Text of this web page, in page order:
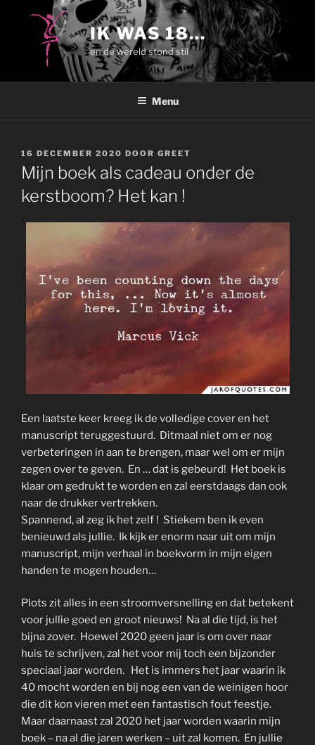
IK WAS 18…
en de wereld stond stil
Menu
GEPLAATST
OP
16 DECEMBER 2020 DOOR GREET
Mijn boek als cadeau onder de
kerstboom? Het kan !
Een laatste keer kreeg ik de volledige cover en het
manuscript teruggestuurd. Ditmaal niet om er nog
verbeteringen in aan te brengen, maar wel om er mijn
zegen over te geven. En … dat is gebeurd! Het boek is
klaar om gedrukt te worden en zal eerstdaags dan ook
naar de drukker vertrekken.
Spannend, al zeg ik het zelf ! Stiekem ben ik even
benieuwd als jullie. Ik kijk er enorm naar uit om mijn
manuscript, mijn verhaal in boekvorm in mijn eigen
handen te mogen houden…
Plots zit alles in een stroomversnelling en dat betekent
voor jullie goed en groot nieuws! Na al die tijd, is het
bijna zover. Hoewel 2020 geen jaar is om over naar
huis te schrijven, zal het voor mij toch een bijzonder
speciaal jaar worden. Het is immers het jaar waarin ik
40 mocht worden en bij nog een van de weinigen hoor
die dit kon vieren met een fantastisch fout feestje.
Maar daarnaast zal 2020 het jaar worden waarin mijn
boek – na al die jaren werken – uit zal komen. En jullie